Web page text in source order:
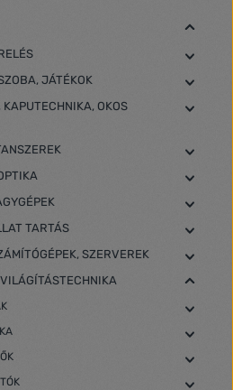
JÁTÉKOK
OKOS
TARTÁS
SZERVEREK